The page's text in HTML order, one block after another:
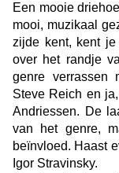
Een mooie
mooi, muzikaal
zijde kent, kent
over het randje
genre verrassen
Steve Reich en
Andriessen. De
van het genre,
beïnvloed. Haast
Igor Stravinsky.